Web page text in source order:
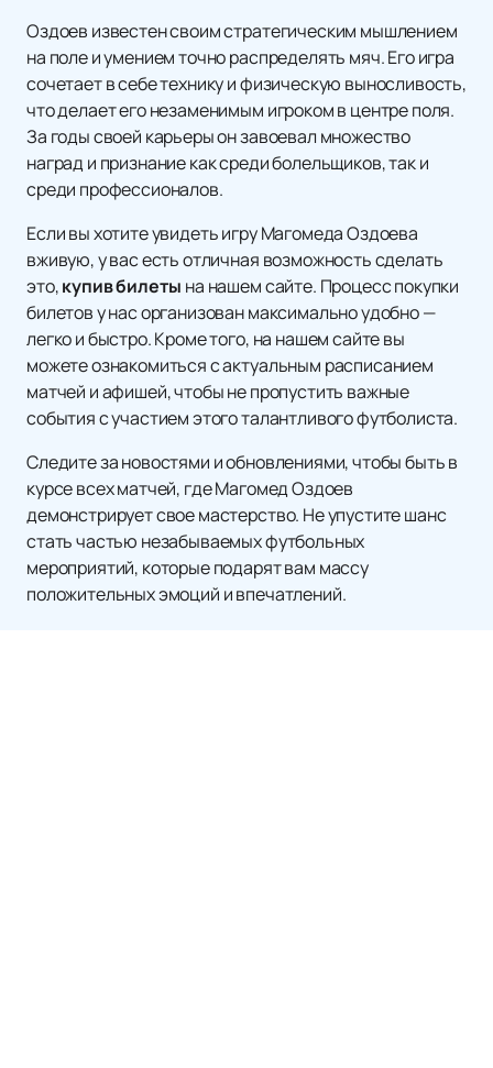
Оздоев известен своим стратегическим мышлением
на поле и умением точно распределять мяч. Его игра
сочетает в себе технику и физическую выносливость,
что делает его незаменимым игроком в центре поля.
За годы своей карьеры он завоевал множество
наград и признание как среди болельщиков, так и
среди профессионалов.
Если вы хотите увидеть игру Магомеда Оздоева
вживую, у вас есть отличная возможность сделать
это,купив билеты на нашем сайте. Процесс покупки
билетов у нас организован максимально удобно —
легко и быстро. Кроме того, на нашем сайте вы
можете ознакомиться с актуальным расписанием
матчей и афишей, чтобы не пропустить важные
события с участием этого талантливого футболиста.
Следите за новостями и обновлениями, чтобы быть в
курсе всех матчей, где Магомед Оздоев
демонстрирует свое мастерство. Не упустите шанс
стать частью незабываемых футбольных
мероприятий, которые подарят вам массу
положительных эмоций и впечатлений.